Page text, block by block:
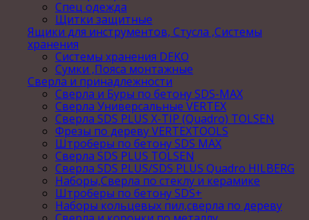
Спец одежда
Щитки защитные
Ящики для инструментов, Стусла ,Системы
хранения
Системы хранения DEKO
Сумки ,Пояса монтажные
Сверла и принадлежности
Сверла и Буры по бетону SDS-MAX
Сверла Универсальные VERTEX
Сверла SDS PLUS X-TIP (Quadro) TOLSEN
Фрезы по дереву VERTEXTOOLS
Штроберы по бетону SDS MAX
Сверла SDS PLUS TOLSEN
Сверла SDS PLUS/SDS PLUS Quadro HILBERG
Наборы,Сверла по стеклу и керамике
Штроберы по бетону SDS+
Наборы кольцевых пил,сверла по дереву